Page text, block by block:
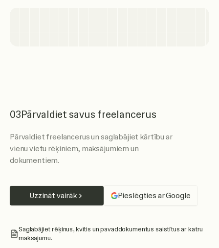
03Pārvaldiet savus freelancerus
Pārvaldiet freelancerus un saglabājiet kārtību ar
vienu vietu rēķiniem, maksājumiem un
dokumentiem.
Uzzināt vairāk Pieslēgties ar Google
Saglabājiet rēķinus, kvītis un pavaddokumentus saistītus ar katru
maksājumu.